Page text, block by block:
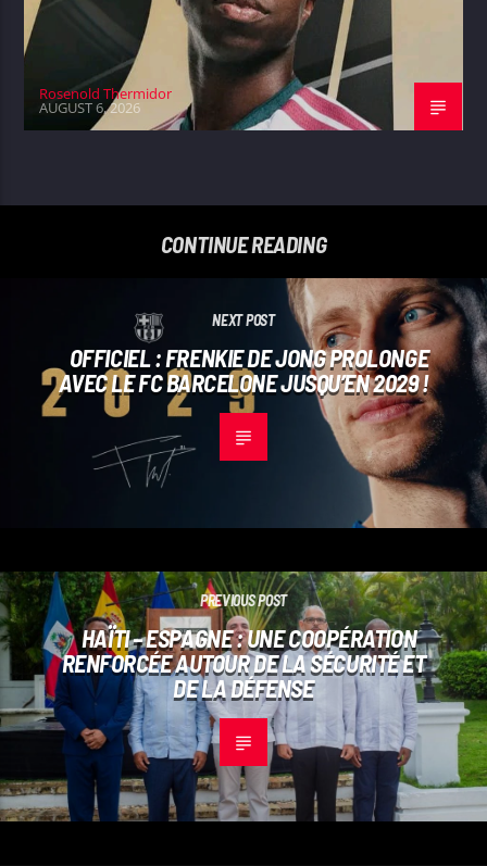
Rosenold Thermidor
AUGUST 6, 2026
CONTINUE READING
NEXT POST
OFFICIEL : FRENKIE DE JONG PROLONGE
AVEC LE FC BARCELONE JUSQU’EN 2029 !
PREVIOUS POST
HAÏTI – ESPAGNE : UNE COOPÉRATION
RENFORCÉE AUTOUR DE LA SÉCURITÉ ET
DE LA DÉFENSE